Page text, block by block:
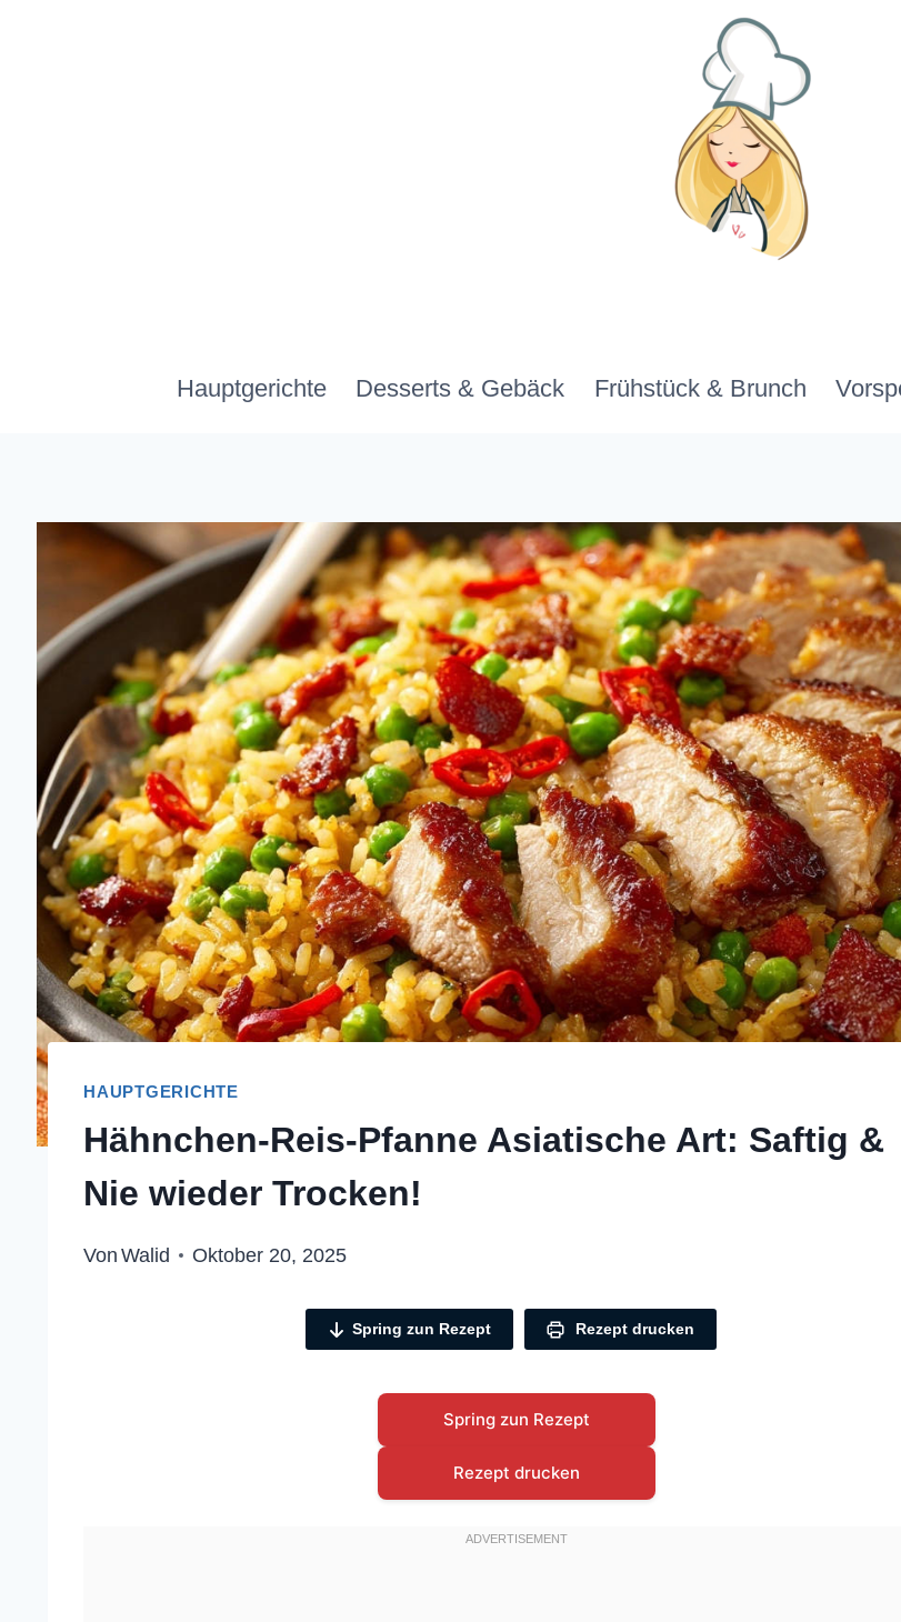
Hauptgerichte Desserts & Gebäck Frühstück & Brunch
HAUPTGERICHTE
Hähnchen-Reis-Pfanne Asiatische Art: Saftig &
Nie wieder Trocken!
Von Walid Oktober 20, 2025
Spring zun Rezept Rezept drucken
Spring zun Rezept
Rezept drucken